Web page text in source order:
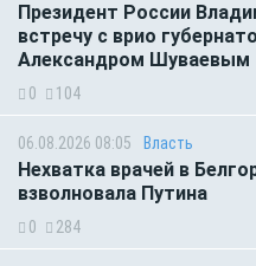
Президент России
встречу с врио
Александром Шуваевым
0 104
06.08.2026 08:05 Власть
Нехватка врачей в
взволновала Путина
0 284